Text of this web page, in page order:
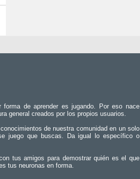
de aprender es jugando. Por eso nace
general creados por los propios usuarios.
de nuestra comunidad en un solo
juego que buscas. Da igual lo específico o
tus amigos para demostrar quién es el que
tus neuronas en forma.